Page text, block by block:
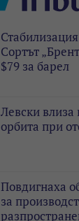
Сортът
$79 за барел
Левски влиза
орбита при
Повдигнаха
за